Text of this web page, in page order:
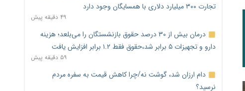
تجارت ۳۰۰ میلیارد دلاری با همسایگان وجود دارد
۴۹ دقیقه پیش
درمان بیش از ۳۰ درصد حقوق بازنشستگان را می‌بلعد؛ هزینه
دارو و تجهیزات ۵ برابر شد،حقوق فقط ۱.۲ برابر افزایش یافت
۵۹ دقیقه پیش
دام ارزان شد، گوشت نه/چرا کاهش قیمت به سفره مردم
نرسید؟